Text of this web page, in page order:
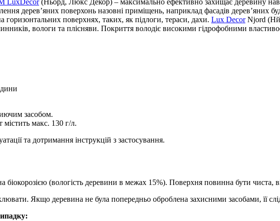
дерев’яних поверхонь назовні приміщень, наприклад фасадів дерев’яних
горизонтальних поверхнях, таких, як підлоги, тераси, дахи. Lux DecorNjord
вологи та плісняви. Покриття володіє високими гідрофобними
засобом.
макс. 130 г/л.
та дотримання інструкцій з застосування.
біокорозією (вологість деревини в межах 15%). Поверхня повинна бути чиста,
Якщо деревина не була попередньо оброблена захисними засобами, її